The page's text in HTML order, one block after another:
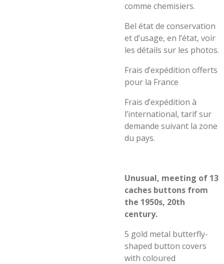
comme chemisiers.
Bel état de conservation
et d’usage, en l’état, voir
les détails sur les photos.
Frais d’expédition offerts
pour la France
Frais d’expédition à
l’international, tarif sur
demande suivant la zone
du pays.
Unusual, meeting of 13
caches buttons from
the 1950s, 20th
century.
5 gold metal butterfly-
shaped button covers
with coloured